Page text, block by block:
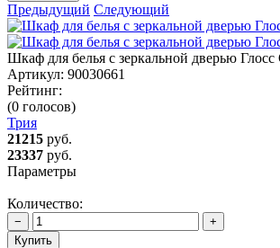
Предыдущий Следующий
Шкаф для белья с зеркальной дверью
Артикул: 90030661
Рейтинг:
(0 голосов)
Трия
21215 руб.
23337 руб.
Параметры
Количество:
−
+
Купить